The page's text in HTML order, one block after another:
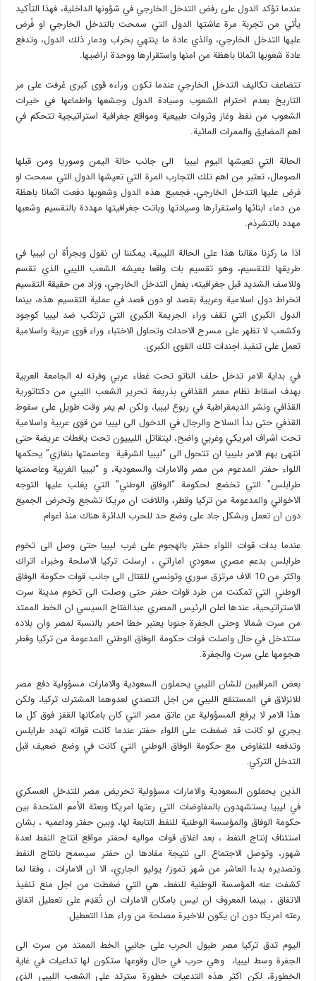
عندما تؤكد الدول على رفض التدخل الخارجي في شؤونها الداخلية، فهذا التأكيد
يأتي من تجربة مرة عاشتها الدول التي سمحت بالتدخل الخارجي او فُرض
عليها التدخل الخارجي، والذي عادة ما ينتهي بخراب ودمار ذلك الدول، وتدفع
عادة شعوبها اثمانا باهظة من امنها واستقرارها ووحدة اراضيها.
تتضاعف تكاليف التدخل الخارجي عندما تكون وراءه قوى كبرى عُرفت على مر
التاريخ بعدم احترام الشعوب وسيادة الدول وجشعها واطماعها في خيرات
الشعوب من نفط وغاز وثروات طبيعية ومواقع جغرافية استراتيجية تتحكم في
اهم المضايق والممرات المائية.
الحالة التي تعيشها اليوم ليبيا الى جانب حالة اليمن وسوريا ومن قبلها
الصومال، تعتبر من اهم تلك التجارب المرة التي تعيشها الدول التي سمحت او
فرض عليها التدخل الخارجي، فجميع هذه الدول وشعوبها دفعت اثمانا باهظة
من دماء ابنائها واستقرارها وسيادتها وباتت جغرافيتها مهددة بالتقسيم وشعبها
مهدد بالتشرذم.
اذا ما ركزنا مقالنا هذا على الحالة الليبية، يمكننا ان نقول وبجرأة ان ليبيا في
طريقها للتقسيم، وهو تقسيم بات واقعا يعيشه الشعب الليبي الذي تقسم
وللاسف الشديد قبل جغرافيته، بفعل التدخل الخارجي، وزاد من حقيقة التقسيم
انخراط دول اسلامية وعربية بقصد او دون قصد في عملية التقسيم هذه، بينما
الدول الكبرى التي تقف وراء الجريمة الكبرى التي ترتكب ضد ليبيا كوجود
وكشعب لا تظهر على مسرح الاحداث وتحاول الاختباء وراء قوى عربية واسلامية
تعمل على تنفيذ اجندات تلك القوى الكبرى.
في بداية الامر تدخل حلف الناتو تحت غطاء عربي وفرته له الجامعة العربية
بهدف اسقاط نظام معمر القذافي بذريعة تحرير الشعب الليبي من دكتاتورية
القذافي ونشر الديمقراطية في ربوع ليبيا، ولكن لم يمر وقت طويل على سقوط
القذفي حتى بدأ السلاح والرجال في الدخول الى ليبيا من قوى عربية واسلامية
تحت اشراف امريكي وغربي واضح، ليتقاتل الليبيون تحت يافطات عريضة حتى
انتهى بهم الامر بليبيا ان تتحول الى “ليبيا الشرقية وعاصمتها بنغازي” يحكمها
اللواء حفتر المدعوم من مصر والامارات والسعودية، و “ليبيا الغربية وعاصمتها
طرابلس” التي تخضع لحكومة “الوفاق الوطني” التي يغلب عليها التوجه
الاخواني والمدعومة من تركيا وقطر، واللافت ان مريكا تشجع وتحرض الجميع
دون ان تعمل وبشكل جاد على وضع حد للحرب الدائرة هناك منذ اعوام.
عندما بدات قوات اللواء حفتر بالهجوم على غرب ليبيا حتى وصل الى تخوم
طرابلس بدعم مصري سعودي اماراتي ، ارسلت تركيا الاسلحة وخبراء اتراك
واكثر من 10 الاف مرتزق سوري وتونسي للقتال الى جانب قوات حكومة الوفاق
الوطني التي تمكنت من طرد قوات حفتر حتى وصلت الى تخوم مدينة سرت
الاستراتيحية، عندها اعلن الرئيس المصري عبدالفتاح السيسي ان الخط الممتد
من سرت شمالا وحتى الجفرة جنوبا يعتبر خطا احمر بالنسبة لمصر وان بلاده
ستتدخل في حال واصلت قوات حكومة الوفاق الوطني المدعومة من تركيا وقطر
هجومها على سرت والجفرة.
بعض المراقبين للشان الليبي يحملون السعودية والامارات مسؤولية دفع مصر
للانزلاق في المستنقع الليبي من اجل التصدي لعدوهما المشترك تركيا، ولكن
هذا الامر لا يرفع المسؤولية عن عاتق مصر التي كان بامكانها القفز فوق كل ما
يجري لو كانت قد ضغطت على اللواء حفتر عندما كانت قواته تهدد طرابلس
وتدفعه للتفاوض مع حكومة الوفاق الوطني التي كانت في وضع ضعيف قبل
التدخل التركي.
الذين يحملون السعودية والامارات مسؤولية تحريض مصر للتدخل العسكري
في ليبيا يستشهدون بالمفاوضات التي رعتها امريكا وبعثة الأمم المتحدة بين
حكومة الوفاق والمؤسسة الوطنية للنفط التابعة لها، وبين حفتر وداعميه ، بشان
استئناف إنتاج النفط ، بعد اغلاق قوات مواليه لحفتر مواقع انتاج النفط لعدة
شهور، وتوصل الاجتماع الى نتيجة مفادها ان حفتر سيسمح بانتاج النفط
وتصديره بدءا العاشر من شهر تموز/ يوليو الجاري، الا ان الامارات ، وفقا لما
كشفت عنه المؤسسة الوطنية للنفط، هي التي ضغطت من اجل منع تنفيذ
الاتفاق ، بينما المعروف ان ليس بامكان الامارات ان تُقدِم على تعطيل اتفاق
رعته امريكا دون ان يكون للاخيرة مصلحة من وراء هذا التعطيل.
اليوم تدق تركيا مصر طبول الحرب على جانبي الخط الممتد من سرت الى
الجفرة وسط ليبيا، وهي حرب في حال وقوعها ستكون لها تداعيات في غاية
الخطورة، لكن اكثر هذه التدعيات خطورة سترتد على الشعب الليبي الذي